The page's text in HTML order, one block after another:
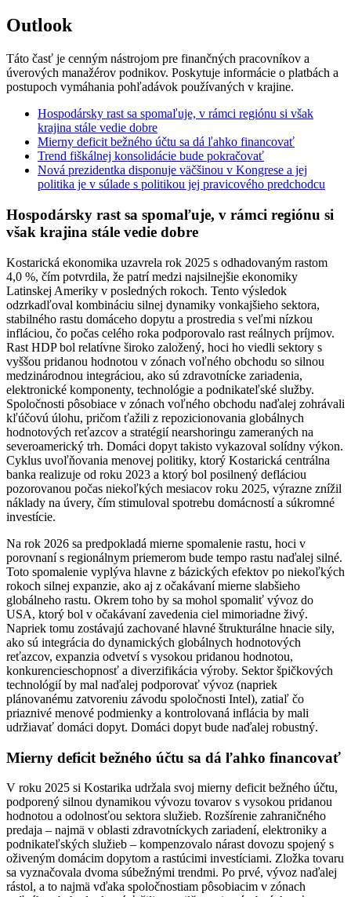
Outlook
Táto časť je cenným nástrojom pre finančných pracovníkov a
úverových manažérov podnikov. Poskytuje informácie o platbách a
postupoch vymáhania pohľadávok používaných v krajine.
Hospodársky rast sa spomaľuje, v rámci regiónu si však
krajina stále vedie dobre
Mierny deficit bežného účtu sa dá ľahko financovať
Trend fiškálnej konsolidácie bude pokračovať
Nová prezidentka disponuje väčšinou v Kongrese a jej
politika je v súlade s politikou jej pravicového predchodcu
Hospodársky rast sa spomaľuje, v rámci regiónu si
však krajina stále vedie dobre
Kostarická ekonomika uzavrela rok 2025 s odhadovaným rastom
4,0 %, čím potvrdila, že patrí medzi najsilnejšie ekonomiky
Latinskej Ameriky v posledných rokoch. Tento výsledok
odzrkadľoval kombináciu silnej dynamiky vonkajšieho sektora,
stabilného rastu domáceho dopytu a prostredia s veľmi nízkou
infláciou, čo počas celého roka podporovalo rast reálnych príjmov.
Rast HDP bol relatívne široko založený, hoci ho viedli sektory s
vyššou pridanou hodnotou v zónach voľného obchodu so silnou
medzinárodnou integráciou, ako sú zdravotnícke zariadenia,
elektronické komponenty, technológie a podnikateľské služby.
Spoločnosti pôsobiace v zónach voľného obchodu naďalej zohrávali
kľúčovú úlohu, pričom ťažili z repozicionovania globálnych
hodnotových reťazcov a stratégií nearshoringu zameraných na
severoamerický trh. Domáci dopyt takisto vykazoval solídny výkon.
Cyklus uvoľňovania menovej politiky, ktorý Kostarická centrálna
banka realizuje od roku 2023 a ktorý bol posilnený defláciou
pozorovanou počas niekoľkých mesiacov roku 2025, výrazne znížil
náklady na úvery, čím stimuloval spotrebu domácností a súkromné
investície.
Na rok 2026 sa predpokladá mierne spomalenie rastu, hoci v
porovnaní s regionálnym priemerom bude tempo rastu naďalej silné.
Toto spomalenie vyplýva hlavne z bázických efektov po niekoľkých
rokoch silnej expanzie, ako aj z očakávaní mierne slabšieho
globálneho rastu. Okrem toho by sa mohol spomaliť vývoz do
USA, ktorý bol v očakávaní zavedenia ciel mimoriadne živý.
Napriek tomu zostávajú zachované hlavné štrukturálne hnacie sily,
ako sú integrácia do dynamických globálnych hodnotových
reťazcov, expanzia odvetví s vysokou pridanou hodnotou,
konkurencieschopnosť a diverzifikácia výroby. Sektor špičkových
technológií by mal naďalej podporovať vývoz (napriek
plánovanému zatvoreniu závodu spoločnosti Intel), zatiaľ čo
priaznivé menové podmienky a kontrolovaná inflácia by mali
udržiavať domáci dopyt. Domáci dopyt bude naďalej robustný.
Mierny deficit bežného účtu sa dá ľahko financovať
V roku 2025 si Kostarika udržala svoj mierny deficit bežného účtu,
podporený silnou dynamikou vývozu tovarov s vysokou pridanou
hodnotou a odolnosťou sektora služieb. Rozšírenie zahraničného
predaja – najmä v oblasti zdravotníckych zariadení, elektroniky a
podnikateľských služieb – kompenzovalo nárast dovozu spojený s
oživeným domácim dopytom a rastúcimi investíciami. Zložka tovaru
sa vyznačovala dvoma súbežnými trendmi. Po prvé, vývoz naďalej
rástol, a to najmä vďaka spoločnostiam pôsobiacim v zónach